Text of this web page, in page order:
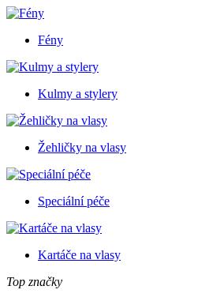
Fény
Kulmy a stylery
Žehličky na vlasy
Speciální péče
Kartáče na vlasy
Top značky